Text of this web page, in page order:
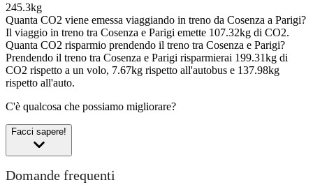
245.3kg
Quanta CO2 viene emessa viaggiando in treno da Cosenza a Parigi?
Il viaggio in treno tra Cosenza e Parigi emette 107.32kg di CO2.
Quanta CO2 risparmio prendendo il treno tra Cosenza e Parigi?
Prendendo il treno tra Cosenza e Parigi risparmierai 199.31kg di
CO2 rispetto a un volo, 7.67kg rispetto all'autobus e 137.98kg
rispetto all'auto.
C'è qualcosa che possiamo migliorare?
Facci sapere!
Domande frequenti